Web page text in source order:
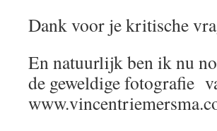
Dank voor je kritische
En natuurlijk ben ik nu
de geweldige fotografie